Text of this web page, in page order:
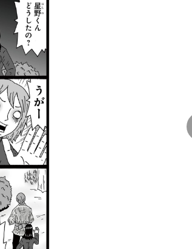
「クマが悪者扱いされているのが
もっと見る
もっと見る